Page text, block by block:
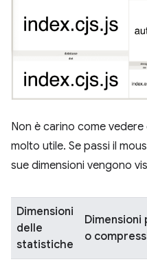
Non è carino come
molto utile. Se passi il
sue dimensioni vengono
Dimensioni
delle
statistiche
Dimensioni
o